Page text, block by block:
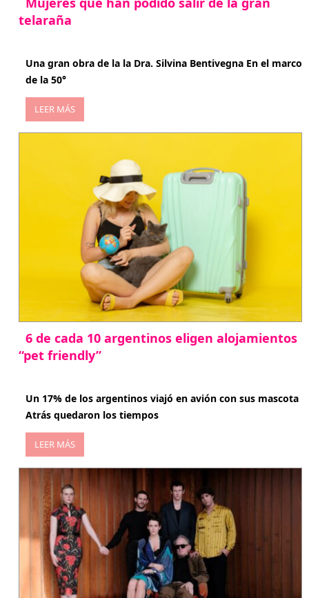
telaraña
Una gran obra de la la Dra. Silvina Bentivegna En el marco
de la 50°
LEER MÁS
6 de cada 10 argentinos eligen alojamientos
“pet friendly”
Un 17% de los argentinos viajó en avión con sus mascota
Atrás quedaron los tiempos
LEER MÁS